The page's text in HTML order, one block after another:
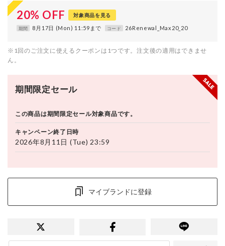
20% OFF 対象商品を見る
期間 8月17日 (Mon) 11:59まで コード 26Renewal_Max20_20
※1回のご注文に使えるクーポンは1つです。注文後の適用はできませ
ん。
期間限定セール
この商品は期間限定セール対象商品です。
キャンペーン終了日時
2026年8月11日 (Tue) 23:59
マイブランドに登録